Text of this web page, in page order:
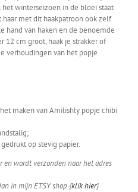
winterseizoen in de bloei staat
met dit haakpatroon ook zelf
hand van haken en de benoemde
12 cm groot, haak je strakker of
verhoudingen van het popje
maken van Amilishly popje chibi
op stevig papier.
wordt verzonden naar het adres
in mijn ETSY shop {klik hier}